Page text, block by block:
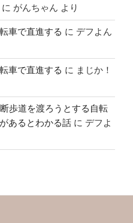
に がんちゃん より
車で直進する に デフよん
車で直進する に まじか！
歩道を渡ろうとする自転
あるとわかる話 に デフよ